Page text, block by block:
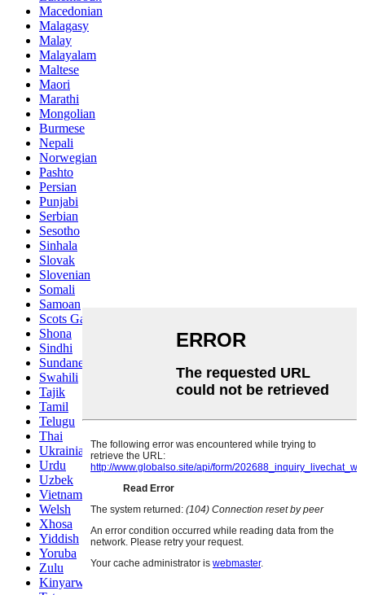
Macedonian
Malagasy
Malay
Malayalam
Maltese
Maori
Marathi
Mongolian
Burmese
Nepali
Norwegian
Pashto
Persian
Punjabi
Serbian
Sesotho
Sinhala
Slovak
Slovenian
Somali
Samoan
Scots Gaelic
Shona
Sindhi
Sundanese
Swahili
Tajik
Tamil
Telugu
Thai
Ukrainian
Urdu
Uzbek
Vietnamese
Welsh
Xhosa
Yiddish
Yoruba
Zulu
Kinyarwanda